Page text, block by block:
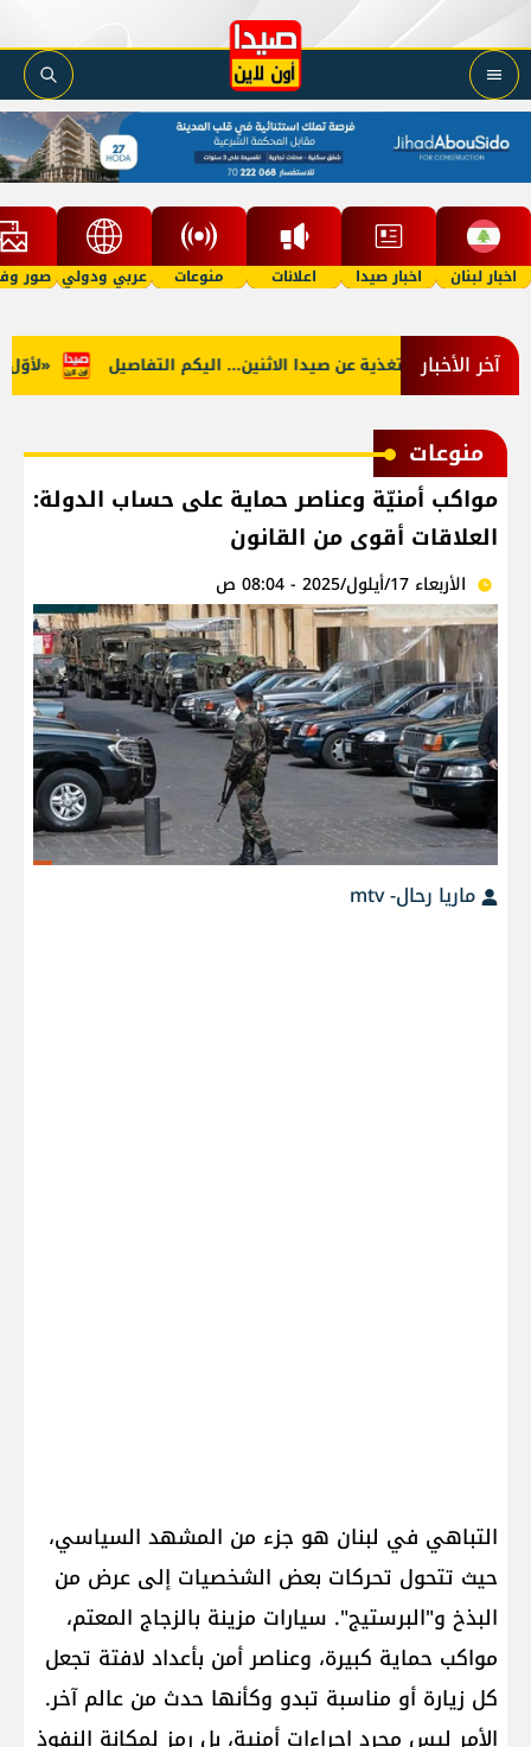
اخبار لبنان اخبار صيدا اعلانات منوعات عربي ودولي صور
آخر الأخبار «لأوّل توقف التغذية عن صيدا الاثنين... اليكم التفاصيل
منوعات
مواكب أمنيّة وعناصر حماية على حساب الدولة:
العلاقات أقوى من القانون
الأربعاء 17/أيلول/2025 - 08:04 ص
ماريا رحال- mtv
التباهي في لبنان هو جزء من المشهد السياسي،
حيث تتحول تحركات بعض الشخصيات إلى عرض من
البذخ و"البرستيج". سيارات مزينة بالزجاج المعتم،
مواكب حماية كبيرة، وعناصر أمن بأعداد لافتة تجعل
كل زيارة أو مناسبة تبدو وكأنها حدث من عالم آخر.
الأمر ليس مجرد إجراءات أمنية، بل رمز لمكانة النفوذ